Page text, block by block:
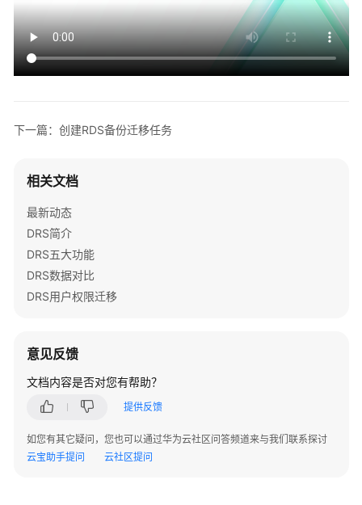
迁
移
方
RDS
份
迁
移
任
OBS
自
桶
份
迁
下一篇：创建RDS备份迁移任务
相关文档
最新动态
DRS简介
DRS五大功能
DRS数据对比
DRS用户权限迁移
意见反馈
文档内容是否对您有帮助？
提供反馈
如您有其它疑问，您也可以通过华为云社区问答频道来与我们联系探讨
云宝助手提问
云社区提问